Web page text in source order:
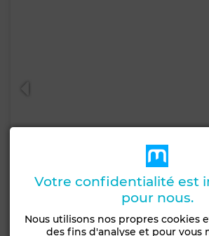
8 500 000 DH
Votre confidentialité est
pour nous.
Nous utilisons nos propres cookies
des fins d'analyse et pour vous